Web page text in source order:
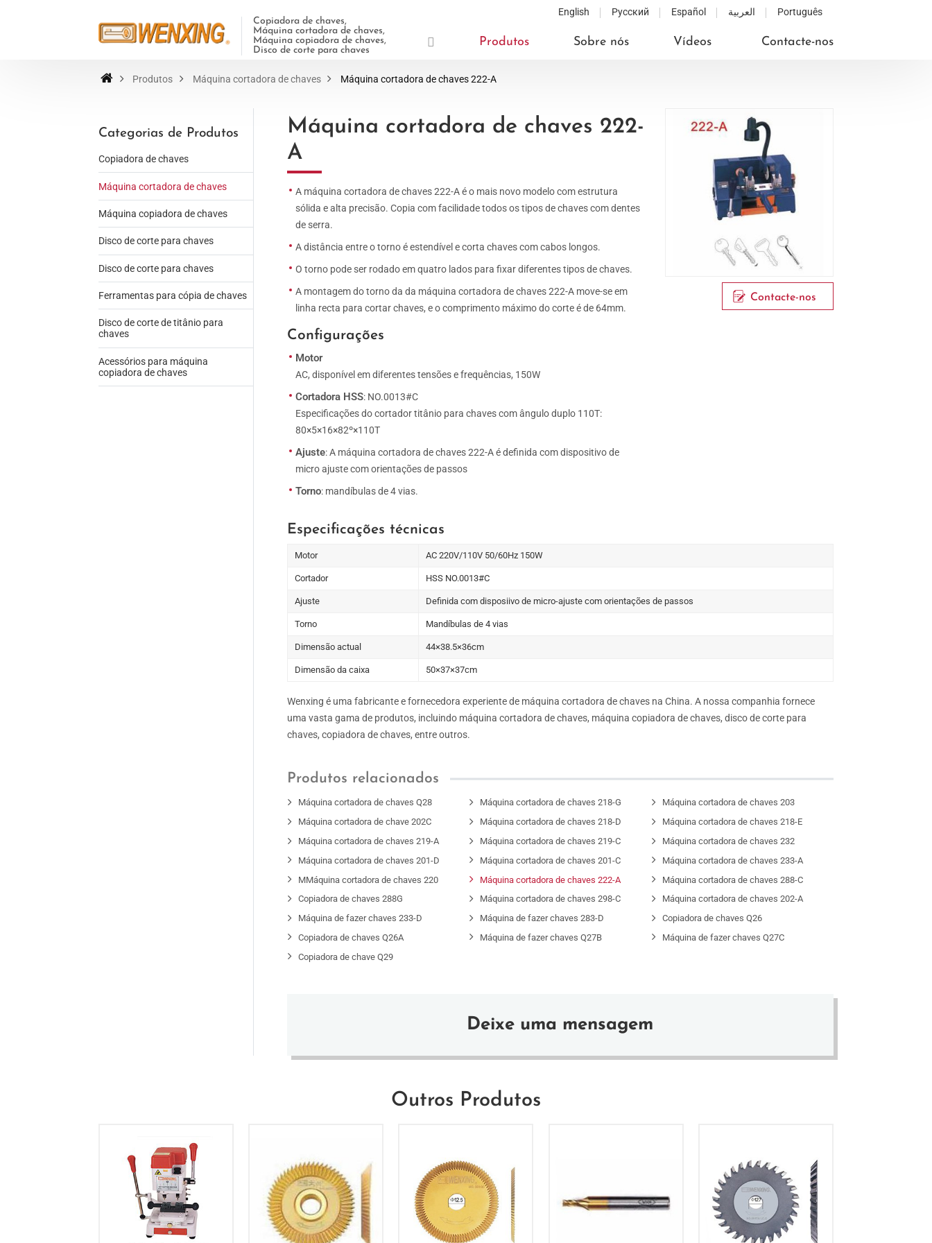
Copiadora de chaves,
Máquina cortadora de chaves,
Máquina copiadora de chaves,
Disco de corte para chaves
English Русский Español العربية Português
Produtos Sobre nós Vídeos Contacte-nos
Produtos Máquina cortadora de chaves Máquina cortadora de chaves 222-A
Contacte-nos
Máquina cortadora de chaves 222-
A
A máquina cortadora de chaves 222-A é o mais novo modelo com estrutura
sólida e alta precisão. Copia com facilidade todos os tipos de chaves com dentes
de serra.
A distância entre o torno é estendível e corta chaves com cabos longos.
O torno pode ser rodado em quatro lados para fixar diferentes tipos de chaves.
A montagem do torno da da máquina cortadora de chaves 222-A move-se em
linha recta para cortar chaves, e o comprimento máximo do corte é de 64mm.
Configurações
Motor
AC, disponível em diferentes tensões e frequências, 150W
Cortadora HSS: NO.0013#C
Especificações do cortador titânio para chaves com ângulo duplo 110T:
80×5×16×82º×110T
Ajuste: A máquina cortadora de chaves 222-A é definida com dispositivo de
micro ajuste com orientações de passos
Torno: mandíbulas de 4 vias.
Especificações técnicas
Motor AC 220V/110V 50/60Hz 150W
Cortador HSS NO.0013#C
Ajuste Definida com disposiivo de micro-ajuste com orientações de passos
Torno Mandíbulas de 4 vias
Dimensão actual 44×38.5×36cm
Dimensão da caixa 50×37×37cm
Wenxing é uma fabricante e fornecedora experiente de máquina cortadora de chaves na China. A nossa companhia fornece
uma vasta gama de produtos, incluindo máquina cortadora de chaves, máquina copiadora de chaves, disco de corte para
chaves, copiadora de chaves, entre outros.
Produtos relacionados
Máquina cortadora de chaves Q28 Máquina cortadora de chaves 218-G
Máquina cortadora de chaves 203
Máquina cortadora de chave 202C
Máquina cortadora de chaves 218-D
Máquina cortadora de chaves 218-E
Máquina cortadora de chaves 219-A
Máquina cortadora de chaves 219-C
Máquina cortadora de chaves 232
Máquina cortadora de chaves 201-D
Máquina cortadora de chaves 201-C
Máquina cortadora de chaves 233-A
MMáquina cortadora de chaves 220
Máquina cortadora de chaves 222-A
Máquina cortadora de chaves 288-C
Copiadora de chaves 288G
Máquina cortadora de chaves 298-C
Máquina cortadora de chaves 202-A
Máquina de fazer chaves 233-D
Máquina de fazer chaves 283-D
Copiadora de chaves Q26
Copiadora de chaves Q26A
Máquina de fazer chaves Q27B
Máquina de fazer chaves Q27C
Copiadora de chave Q29
Deixe uma mensagem
Categorias de Produtos
Copiadora de chaves
Máquina cortadora de chaves
Máquina copiadora de chaves
Disco de corte para chaves
Disco de corte para chaves
Ferramentas para cópia de chaves
Disco de corte de titânio para
chaves
Acessórios para máquina
copiadora de chaves
Outros Produtos